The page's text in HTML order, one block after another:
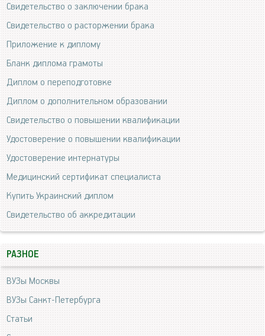
Свидетельство о заключении брака
Свидетельство о расторжении брака
Приложение к диплому
Бланк диплома грамоты
Диплом о переподготовке
Диплом о дополнительном образовании
Свидетельство о повышении квалификации
Удостоверение о повышении квалификации
Удостоверение интернатуры
Медицинский сертификат специалиста
Купить Украинский диплом
Свидетельство об аккредитации
РАЗНОЕ
ВУЗы Москвы
ВУЗы Санкт-Петербурга
Статьи